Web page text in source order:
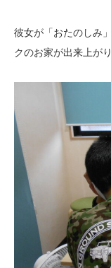
彼女が「おたのしみ
クのお家が出来上が